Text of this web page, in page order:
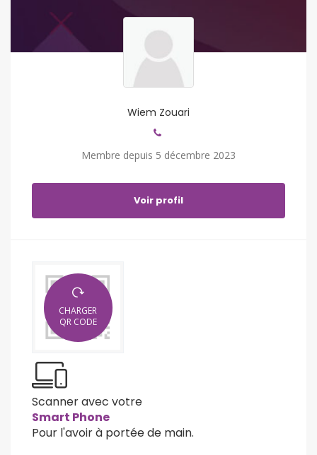
Wiem Zouari
Membre depuis 5 décembre 2023
Voir profil
CHARGER
QR CODE
Scanner avec votre
Smart Phone
Pour l'avoir à portée de main.